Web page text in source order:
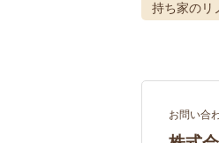
持ち家のリ
お問い合